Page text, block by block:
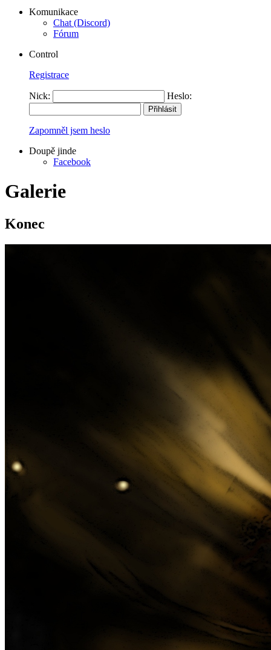
Komunikace
Chat (Discord)
Fórum
Control
Registrace
Nick: Heslo:
Zapomněl jsem heslo
Doupě jinde
Facebook
Galerie
Konec